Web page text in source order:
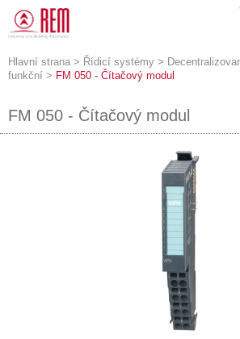
Hlavní strana > Řídicí systémy >
funkční > FM 050 - Čítačový modul
FM 050 - Čítačový modul